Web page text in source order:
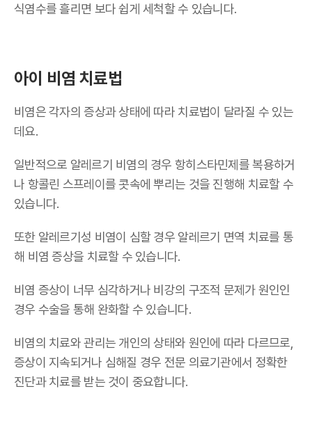
식염수를 흘리면 보다 쉽게 세척할 수 있습니다.
아이 비염 치료법
비염은 각자의 증상과 상태에 따라 치료법이 달라질 수 있는
데요.
일반적으로 알레르기 비염의 경우 항히스타민제를 복용하거
나 항콜린 스프레이를 콧속에 뿌리는 것을 진행해 치료할 수
있습니다.
또한 알레르기성 비염이 심할 경우 알레르기 면역 치료를 통
해 비염 증상을 치료할 수 있습니다.
비염 증상이 너무 심각하거나 비강의 구조적 문제가 원인인
경우 수술을 통해 완화할 수 있습니다.
비염의 치료와 관리는 개인의 상태와 원인에 따라 다르므로,
증상이 지속되거나 심해질 경우 전문 의료기관에서 정확한
진단과 치료를 받는 것이 중요합니다.